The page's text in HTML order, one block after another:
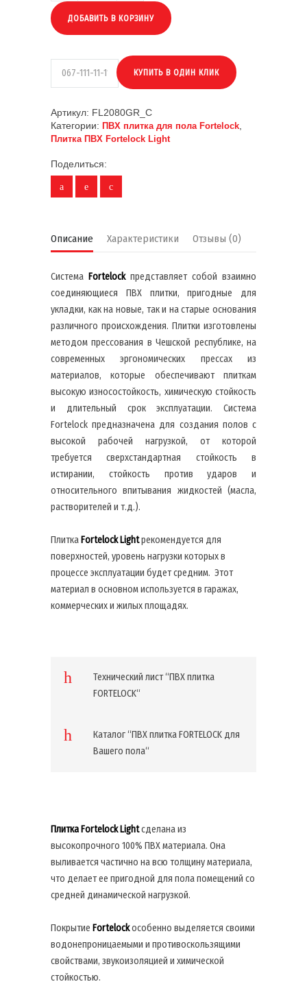
ДОБАВИТЬ В КОРЗИНУ
Артикул: FL2080GR_С
Категории: ПВХ плитка для пола Fortelock
Плитка ПВХ Fortelock Light
Поделиться:
Описание Характеристики Отзывы (0)
Система Fortelockпредставляет собой взаимно
соединяющиеся ПВХ плитки, пригодные для
укладки, как на новые, так и на старые основания
различного происхождения. Плитки изготовлены
методом прессования в Чешской республике, на
современных эргономических прессах из
материалов, которые обеспечивают плиткам
высокую износостойкость, химическую стойкость
и длительный срок эксплуатации. Система
Fortelock предназначена для создания полов с
высокой рабочей нагрузкой, от которой
требуется сверхстандартная стойкость в
истирании, стойкость против ударов и
относительного впитывания жидкостей (масла,
растворителей и т.д.).
ПлиткаFortelockLightрекомендуется для
поверхностей, уровень нагрузки которых в
процессе эксплуатации будет средним. Этот
материал в основном используется в гаражах,
коммерческих и жилых площадях.
Технический лист “ПВХ плитка
FORTELOCK“
Каталог “ПВХ плитка FORTELOCK для
Вашего пола“
Плитка Fortelock Lightсделана из
высокопрочного 100% ПВХ материала. Она
выливается частично на всю толщину материала,
что делает ее пригодной для пола помещений со
средней динамической нагрузкой.
Покрытие Fortelockособенно выделяется своими
водонепроницаемыми и противоскользящими
свойствами, звукоизоляцией и химической
стойкостью.